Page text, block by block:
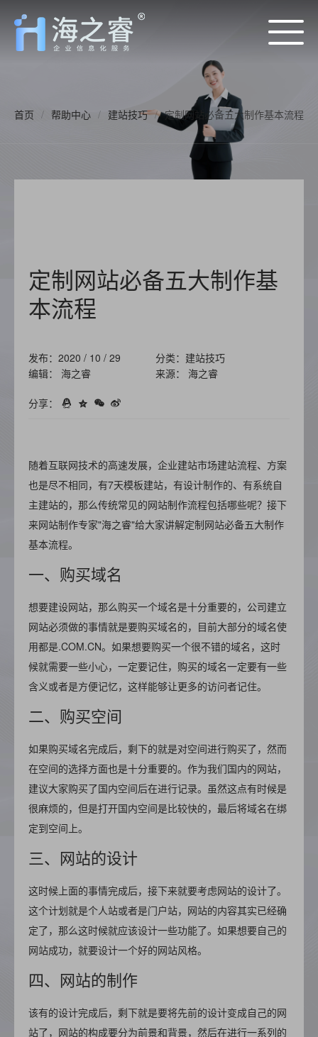
首页 / 帮助中心 / 建站技巧 / 定制网站必备五大制作基本流程
定制网站必备五大制作基
本流程
发布：2020 / 10 / 29
分类：建站技巧
编辑： 海之睿
来源： 海之睿
分享：
随着互联网技术的高速发展，企业建站市场建站流程、方案
也是尽不相同，有7天模板建站，有设计制作的、有系统自
主建站的，那么传统常见的网站制作流程包括哪些呢？接下
来网站制作专家"海之睿"给大家讲解定制网站必备五大制作
基本流程。
一、购买域名
想要建设网站，那么购买一个域名是十分重要的，公司建立
网站必须做的事情就是要购买域名的，目前大部分的域名使
用都是.COM.CN。如果想要购买一个很不错的域名，这时
候就需要一些小心，一定要记住，购买的域名一定要有一些
含义或者是方便记忆，这样能够让更多的访问者记住。
二、购买空间
如果购买域名完成后，剩下的就是对空间进行购买了，然而
在空间的选择方面也是十分重要的。作为我们国内的网站，
建议大家购买了国内空间后在进行记录。虽然这点有时候是
很麻烦的，但是打开国内空间是比较快的，最后将域名在绑
定到空间上。
三、网站的设计
这时候上面的事情完成后，接下来就要考虑网站的设计了。
这个计划就是个人站或者是门户站，网站的内容其实已经确
定了，那么这时候就应该设计一些功能了。如果想要自己的
网站成功，就要设计一个好的网站风格。
四、网站的制作
该有的设计完成后，剩下就是要将先前的设计变成自己的网
站了，网站的构成要分为前景和背景，然后在进行一系列的